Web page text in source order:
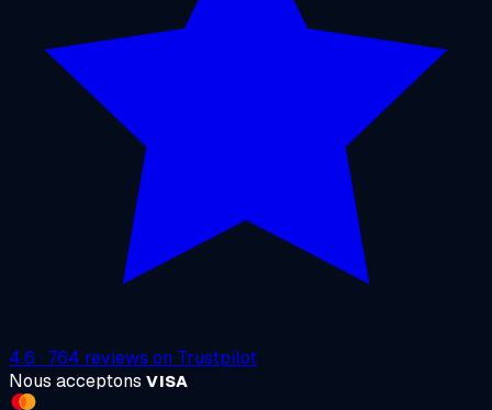
4.6 · 764 reviews on Trustpilot
Nous acceptons VISA